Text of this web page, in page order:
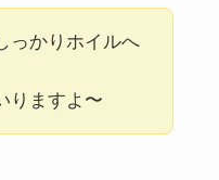
っかりホイルへ
りますよ〜